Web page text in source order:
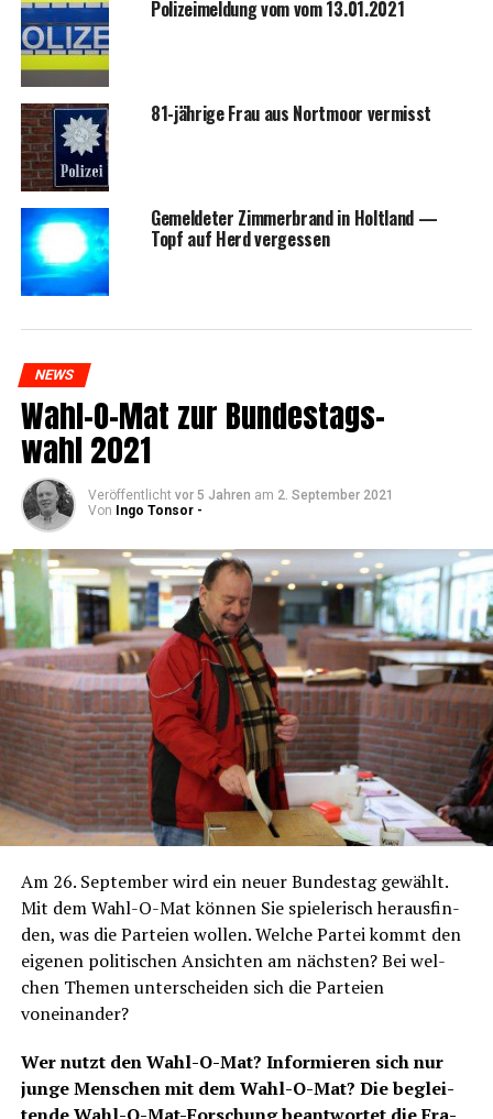
Poli­zei­mel­dung vom vom 13.01.2021
81-jäh­ri­ge Frau aus Nort­moor vermisst
Gemel­de­ter Zim­mer­brand in Holt­land —
Topf auf Herd vergessen
NEWS
Wahl-O-Mat zur Bun­des­tags­
wahl 2021
Veröffentlicht vor 5 Jahren am 2. September 2021
Von
Ingo Tonsor -
Am 26. Sep­tem­ber wird ein neu­er Bun­des­tag gewählt.
Mit dem Wahl-O-Mat kön­nen Sie spie­le­risch her­aus­fin­
den, was die Par­tei­en wol­len. Wel­che Par­tei kommt den
eige­nen poli­ti­schen Ansich­ten am nächs­ten? Bei wel­
chen The­men unter­schei­den sich die Par­tei­en
voneinander?
Wer nutzt den Wahl-O-Mat? Infor­mie­ren sich nur
jun­ge Men­schen mit dem Wahl-O-Mat? Die beglei­